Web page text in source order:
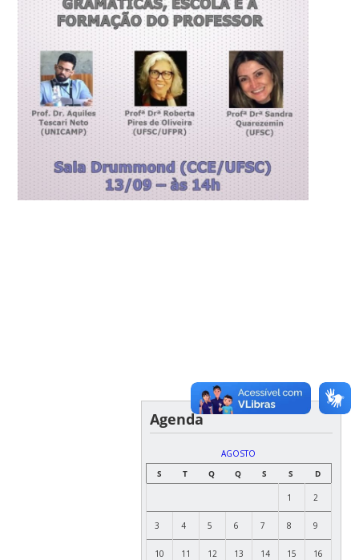
Agenda
AGOSTO
S
T Q Q S S D
1 2
3 4 5 6 7 8 9
10 11 12 13 14 15 16